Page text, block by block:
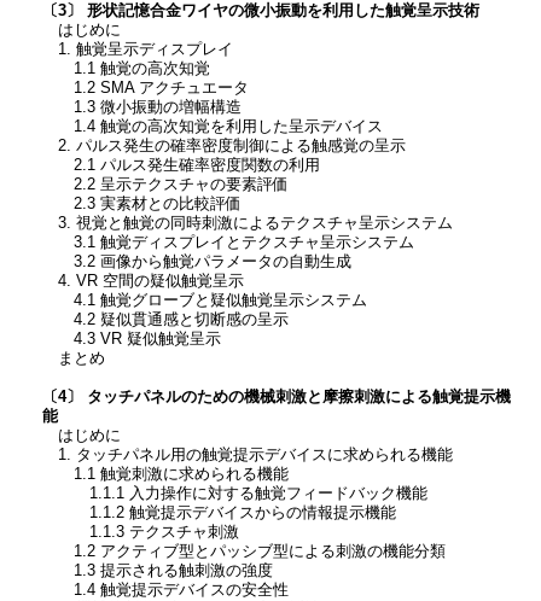
〔3〕 形状記憶合金ワイヤの微小振動を利用した触覚呈示技術
はじめに
1. 触覚呈示ディスプレイ
1.1 触覚の高次知覚
1.2 SMA アクチュエータ
1.3 微小振動の増幅構造
1.4 触覚の高次知覚を利用した呈示デバイス
2. パルス発生の確率密度制御による触感覚の呈示
2.1 パルス発生確率密度関数の利用
2.2 呈示テクスチャの要素評価
2.3 実素材との比較評価
3. 視覚と触覚の同時刺激によるテクスチャ呈示システム
3.1 触覚ディスプレイとテクスチャ呈示システム
3.2 画像から触覚パラメータの自動生成
4. VR 空間の疑似触覚呈示
4.1 触覚グローブと疑似触覚呈示システム
4.2 疑似貫通感と切断感の呈示
4.3 VR 疑似触覚呈示
まとめ
〔4〕 タッチパネルのための機械刺激と摩擦刺激による触覚提示機
能
はじめに
1. タッチパネル用の触覚提示デバイスに求められる機能
1.1 触覚刺激に求められる機能
1.1.1 入力操作に対する触覚フィードバック機能
1.1.2 触覚提示デバイスからの情報提示機能
1.1.3 テクスチャ刺激
1.2 アクティブ型とパッシブ型による刺激の機能分類
1.3 提示される触刺激の強度
1.4 触覚提示デバイスの安全性